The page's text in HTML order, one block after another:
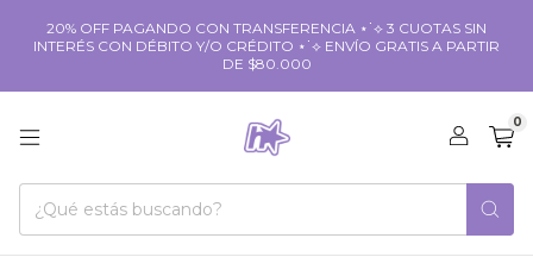
20% OFF PAGANDO CON TRANSFERENCIA ⋆˙⟡ 3 CUOTAS SIN
INTERÉS CON DÉBITO Y/O CRÉDITO ⋆˙⟡ ENVÍO GRATIS A PARTIR
DE $80.000
0